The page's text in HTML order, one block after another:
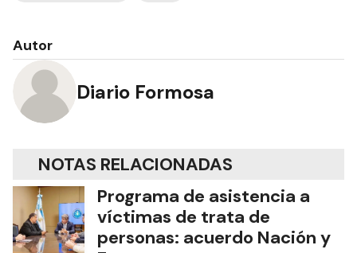
Autor
Diario Formosa
NOTAS RELACIONADAS
Programa de asistencia a
víctimas de trata de
personas: acuerdo Nación y